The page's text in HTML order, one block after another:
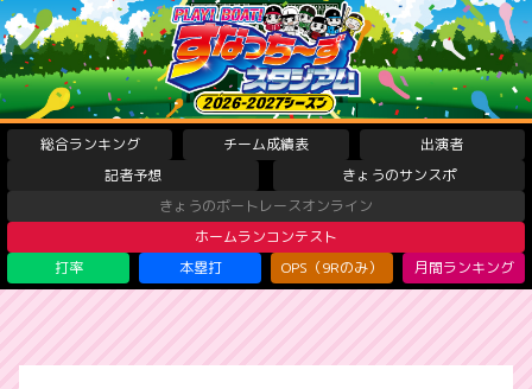
総合ランキング チーム成績表
出演者
記者予想
きょうのサンスポ
きょうのボートレースオンライン
ホームランコンテスト
打率
本塁打 OPS（9Rのみ） 月間ランキング